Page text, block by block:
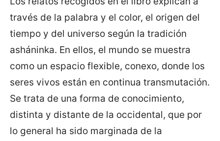
través de la palabra y el color, el origen del
tiempo y del universo según la tradición
asháninka. En ellos, el mundo se muestra
como un espacio flexible, conexo, donde los
seres vivos están en continua transmutación.
Se trata de una forma de conocimiento,
distinta y distante de la occidental, que por
lo general ha sido marginada de la